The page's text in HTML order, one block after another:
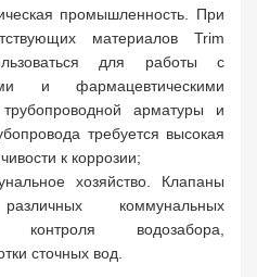
промышленность. При
материалов Trim
для работы с
и фармацевтическими
арматуры и
требуется высокая
к коррозии;
хозяйство. Клапаны
коммунальных
водозабора,
сточных вод.